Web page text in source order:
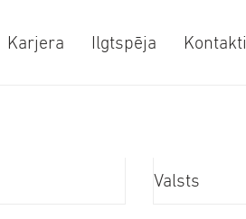
Karjera Ilgtspēja Kontakti
Valsts